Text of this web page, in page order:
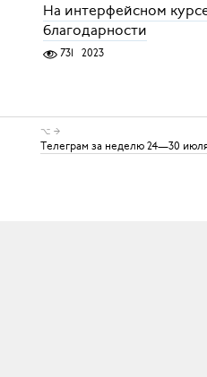
На интерфейсном
благодарности
731 2023
⌥ →
Телеграм за неделю 24—30 июля